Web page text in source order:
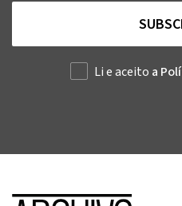
Li e aceito a